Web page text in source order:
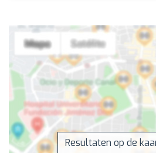
Resultaten op de